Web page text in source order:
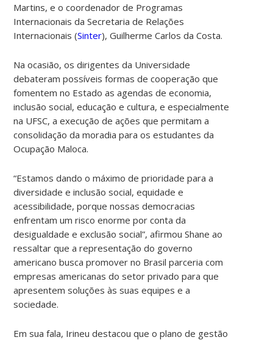
Martins, e o coordenador de Programas
Internacionais da Secretaria de Relações
Internacionais (Sinter), Guilherme Carlos da Costa.
Na ocasião, os dirigentes da Universidade
debateram possíveis formas de cooperação que
fomentem no Estado as agendas de economia,
inclusão social, educação e cultura, e especialmente
na UFSC, a execução de ações que permitam a
consolidação da moradia para os estudantes da
Ocupação Maloca.
“Estamos dando o máximo de prioridade para a
diversidade e inclusão social, equidade e
acessibilidade, porque nossas democracias
enfrentam um risco enorme por conta da
desigualdade e exclusão social”, afirmou Shane ao
ressaltar que a representação do governo
americano busca promover no Brasil parceria com
empresas americanas do setor privado para que
apresentem soluções às suas equipes e a
sociedade.
Em sua fala, Irineu destacou que o plano de gestão